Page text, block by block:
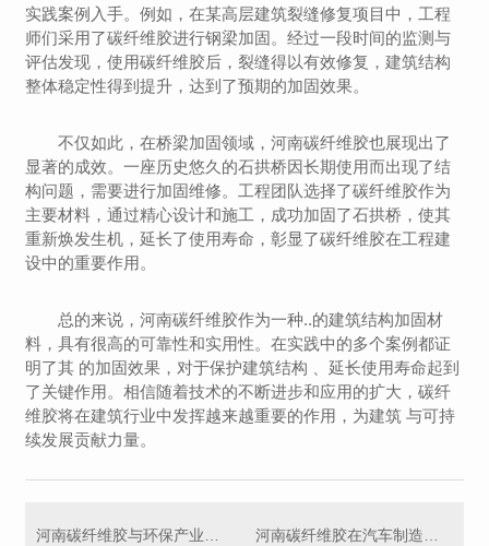
实践案例入手。例如，在某高层建筑裂缝修复项目中，工程
师们采用了碳纤维胶进行钢梁加固。经过一段时间的监测与
评估发现，使用碳纤维胶后，裂缝得以有效修复，建筑结构
整体稳定性得到提升，达到了预期的加固效果。
不仅如此，在桥梁加固领域，河南碳纤维胶也展现出了
显著的成效。一座历史悠久的石拱桥因长期使用而出现了结
构问题，需要进行加固维修。工程团队选择了碳纤维胶作为
主要材料，通过精心设计和施工，成功加固了石拱桥，使其
重新焕发生机，延长了使用寿命，彰显了碳纤维胶在工程建
设中的重要作用。
总的来说，河南碳纤维胶作为一种..的建筑结构加固材
料，具有很高的可靠性和实用性。在实践中的多个案例都证
明了其 的加固效果，对于保护建筑结构 、延长使用寿命起到
了关键作用。相信随着技术的不断进步和应用的扩大，碳纤
维胶将在建筑行业中发挥越来越重要的作用，为建筑 与可持
续发展贡献力量。